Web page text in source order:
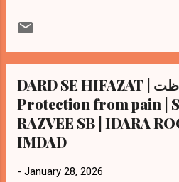
DARD SE HIFAZAT | درد سے حفاظت |
Protection from pain |
RAZVEE SB | IDARA
IMDAD
- January 28, 2026